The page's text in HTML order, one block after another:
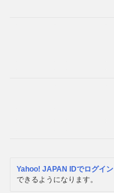
Yahoo! JAPAN IDでログイン
できるようになります。